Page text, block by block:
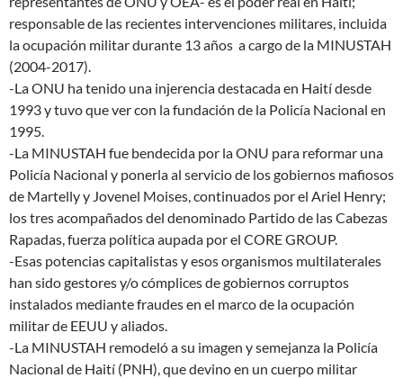
responsable de las recientes intervenciones militares, incluida
la ocupación militar durante 13 años a cargo de la MINUSTAH
(2004-2017).
-La ONU ha tenido una injerencia destacada en Haití desde
1993 y tuvo que ver con la fundación de la Policía Nacional en
1995.
-La MINUSTAH fue bendecida por la ONU para reformar una
Policía Nacional y ponerla al servicio de los gobiernos mafiosos
de Martelly y Jovenel Moises, continuados por el Ariel Henry;
los tres acompañados del denominado Partido de las Cabezas
Rapadas, fuerza política aupada por el CORE GROUP.
-Esas potencias capitalistas y esos organismos multilaterales
han sido gestores y/o cómplices de gobiernos corruptos
instalados mediante fraudes en el marco de la ocupación
militar de EEUU y aliados.
-La MINUSTAH remodeló a su imagen y semejanza la Policía
Nacional de Haití (PNH), que devino en un cuerpo militar